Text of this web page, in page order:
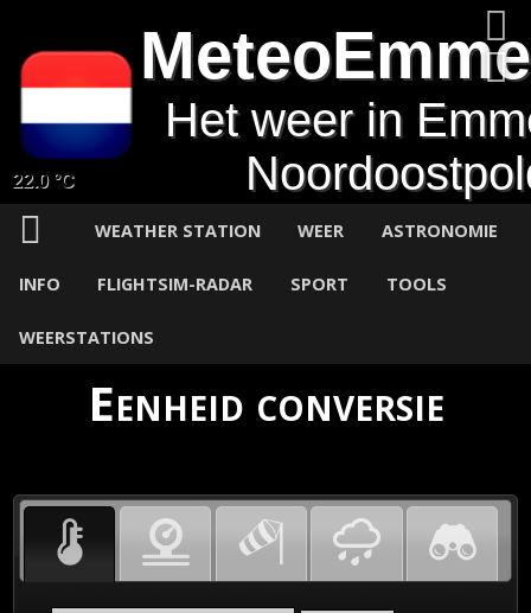
22.0 °C
Het weer in
WEATHER STATION WEER ASTRONOMIE
INFO FLIGHTSIM-RADAR SPORT TOOLS
WEERSTATIONS
Eenheid conversie